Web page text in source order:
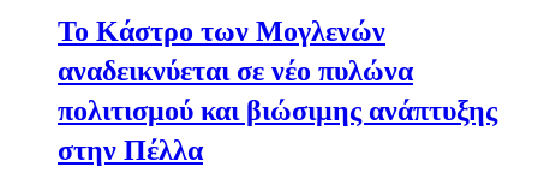
Το Κάστρο των Μογλενών
αναδεικνύεται σε νέο πυλώνα
πολιτισμού και βιώσιμης ανάπτυξης
στην Πέλλα